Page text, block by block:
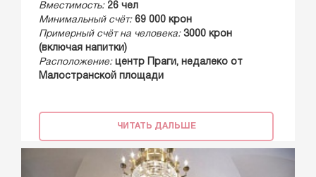
Вместимость: 26 чел
Минимальный счёт: 69 000 крон
Примерный счёт на человека: 3000 крон
(включая напитки)
Расположение: центр Праги, недалеко от
Малостранской площади
ЧИТАТЬ ДАЛЬШЕ